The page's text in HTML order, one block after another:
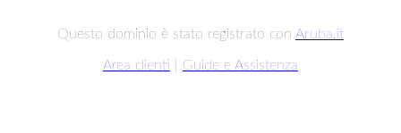
Questo dominio è stato registrato con Aruba.it
Area clienti Guide e Assistenza